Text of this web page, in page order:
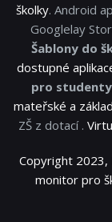
školky. Android
Googlelay
Šablony do
dostupné
pro studenty
mateřské a
ZŠ z dotací .
Copyright
monitor pro